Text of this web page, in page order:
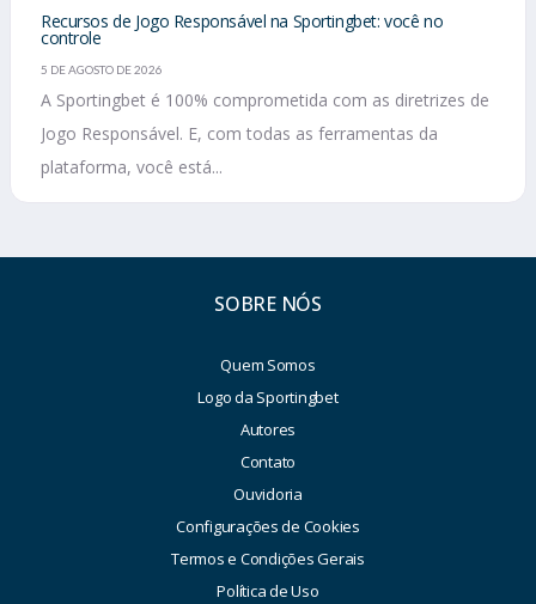
Recursos de Jogo Responsável na Sportingbet: você no
controle
5 DE AGOSTO DE 2026
A Sportingbet é 100% comprometida com as diretrizes de
Jogo Responsável. E, com todas as ferramentas da
plataforma, você está...
SOBRE NÓS
Quem Somos
Logo da Sportingbet
Autores
Contato
Ouvidoria
Configurações de Cookies
Termos e Condições Gerais
Política de Uso